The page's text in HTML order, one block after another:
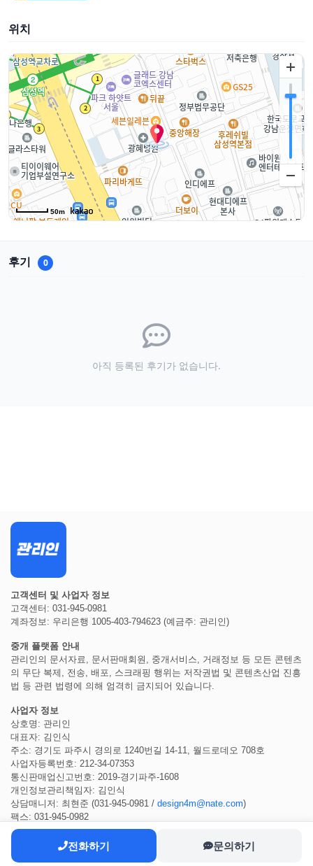
위치
50m
후기 0
아직 등록된 후기가 없습니다.
전화하기 문의하기
고객센터 및 사업자 정보
고객센터: 031-945-0981
계좌정보: 우리은행 1005-403-794623 (예금주: 관리인)
중개 플랫폼 안내
관리인의 문서자료, 문서판매회원, 중개서비스, 거래정보 등 모든 콘텐츠
의 무단 복제, 전송, 배포, 스크래핑 행위는 저작권법 및 콘텐츠산업 진흥
법 등 관련 법령에 의해 엄격히 금지되어 있습니다.
사업자 정보
상호명: 관리인
대표자: 김인식
주소: 경기도 파주시 경의로 1240번길 14-11, 월드로데오 708호
사업자등록번호: 212-34-07353
통신판매업신고번호: 2019-경기파주-1608
개인정보관리책임자: 김인식
상담매니저: 최현준 (031-945-0981 / design4m@nate.com)
팩스: 031-945-0982
COPYRIGHT ⓒ 2022관리인 ALL RIGHTS RESERVED.